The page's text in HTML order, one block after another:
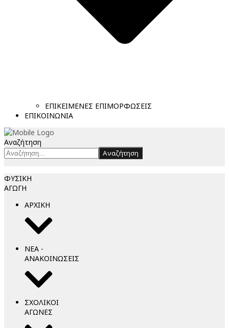
ΕΠΙΚΕΙΜΕΝΕΣ ΕΠΙΜΟΡΦΩΣΕΙΣ
ΕΠΙΚΟΙΝΩΝΙΑ
Αναζήτηση
Αναζήτηση
ΦΥΣΙΚΗ
ΑΓΩΓΗ
ΑΡΧΙΚΗ
ΝΕΑ -
ΑΝΑΚΟΙΝΩΣΕΙΣ
ΣΧΟΛΙΚΟΙ
ΑΓΩΝΕΣ